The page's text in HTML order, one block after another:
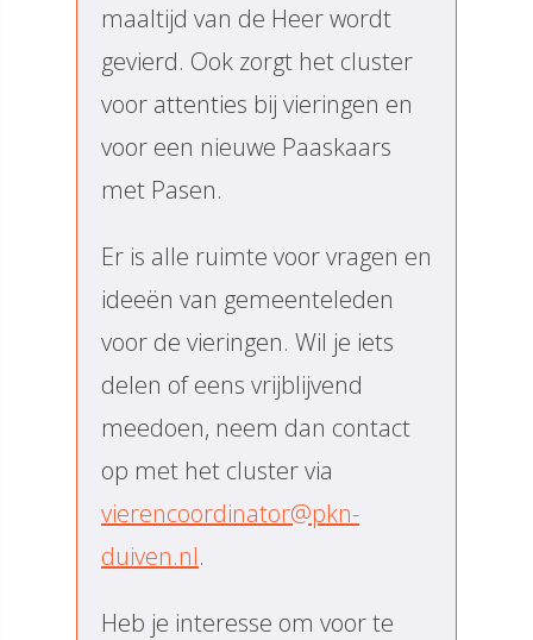
maaltijd van de Heer wordt
gevierd. Ook zorgt het cluster
voor attenties bij vieringen en
voor een nieuwe Paaskaars
met Pasen.
Er is alle ruimte voor vragen en
ideeën van gemeenteleden
voor de vieringen. Wil je iets
delen of eens vrijblijvend
meedoen, neem dan contact
op met het cluster via
vierencoordinator@pkn-
duiven.nl.
Heb je interesse om voor te